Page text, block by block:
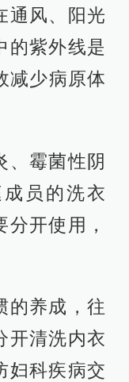
通风、阳光
的紫外线是
减少病原体
霉菌性阴
员的洗衣
开使用，
的养成，往
开清洗内衣
妇科疾病交